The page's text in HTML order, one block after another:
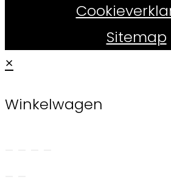
Sitemap
×
Winkelwagen